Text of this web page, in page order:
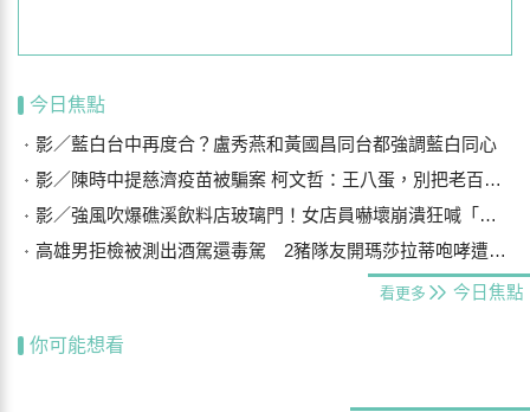
今日焦點
影／藍白台中再度合？盧秀燕和黃國昌同台都強調藍白同心
影／陳時中提慈濟疫苗被騙案 柯文哲：王八蛋，別把老百姓當白痴
影／強風吹爆礁溪飲料店玻璃門！女店員嚇壞崩潰狂喊「手機在哪？」
高雄男拒檢被測出酒駕還毒駕 2豬隊友開瑪莎拉蒂咆哮遭警壓制
看更多 今日焦點
你可能想看